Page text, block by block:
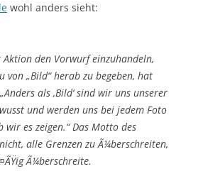
wohl anders sieht:
den Vorwurf einzuhandeln,
von „Bild“ herab zu begeben, hat
als ‚Bild‘ sind wir uns unserer
und werden uns bei jedem Foto
wir es zeigen.“ Das Motto des
alle Grenzen zu Ã¼berschreiten,
Ã¼berschreite.